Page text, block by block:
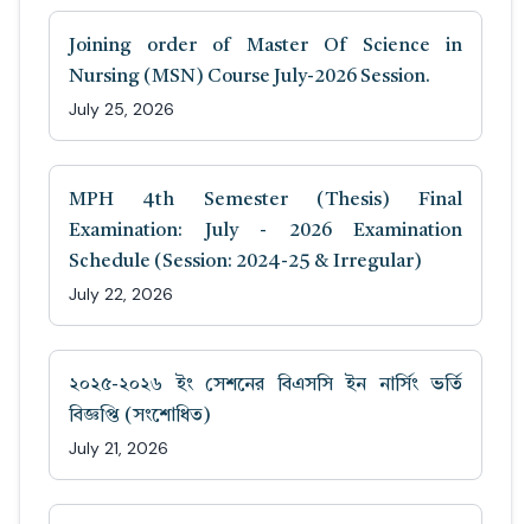
Joining order of Master Of Science in
Nursing (MSN) Course July-2026 Session.
July 25, 2026
MPH 4th Semester (Thesis) Final
Examination: July - 2026 Examination
Schedule (Session: 2024-25 & Irregular)
July 22, 2026
২০২৫-২০২৬ ইং সেশনের বিএসসি ইন নার্সিং ভর্তি
বিজ্ঞপ্তি (সংশোধিত)
July 21, 2026